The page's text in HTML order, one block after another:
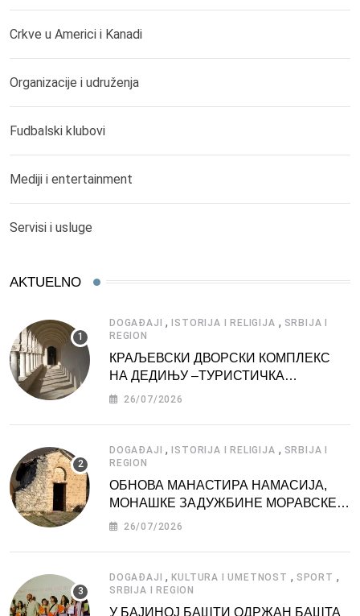
Crkve u Americi i Kanadi
Organizacije i udruženja
Fudbalski klubovi
Mediji i entertainment
Servisi i usluge
AKTUELNO
DOGAĐAJI , ISTORIJA I RELIGIJA , SRBIJA I
REGION
КРАЉЕВСКИ ДВОРСКИ КОМПЛЕКС
НА ДЕДИЊУ –ТУРИСТИЧКА
АТРАКЦИЈА
26/07/2026
DOGAĐAJI , ISTORIJA I RELIGIJA , SRBIJA I
REGION
ОБНОВА МАНАСТИРА НАМАСИЈА,
МОНАШКЕ ЗАДУЖБИНЕ МОРАВСКЕ
СРБИЈЕ
26/07/2026
DOGAĐAJI ,KULTURA I UMETNOST , SPORT ,
SRBIJA I REGION
У БАЈИНОЈ БАШТИ ОДРЖАН БАШТА